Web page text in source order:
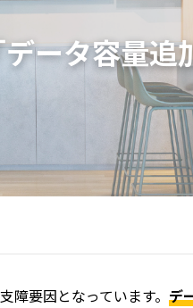
ータ容量追
要因となっています。 デ